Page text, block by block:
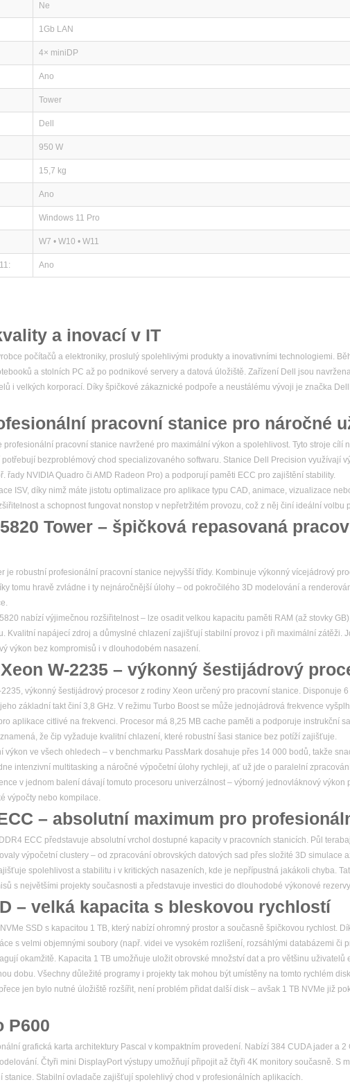
Ne
1Gb LAN
4× miniDP
Ano
Tower
Dell
950 W
15,7 kg
Ano
Windows 11 Pro
W7 • W10 • W11
Ano
a inovací v IT
počítačů a elektroniky, proslulý spolehlivými produkty a inovativními technologiemi.
a stolních PC až po podnikové servery a datová úložiště. Zařízení Dell jsou
i velkých korporací. Díky špičkové zákaznické podpoře a neustálému vývoji je značka
pracovní stanice pro náročné
profesionální pracovní stanice navržené pro maximální výkon a spolehlivost. Tyto stroje cílí
bezproblémový chod specializovaného softwaru. Stanice Dell Precision využívají
řady NVIDIA Quadro či AMD Radeon Pro) a podporují paměti ECC pro zajištění stability.
ISV, díky nimž máte jistotu optimalizace pro aplikace typu CAD, animace, vizualizace
a schopnost fungovat nonstop v nepřetržitém provozu, což z něj činí ideální volbu
Tower – špičková repasovaná
je robustní profesionální pracovní stanice nejvyšší třídy. Kombinuje výkonný vícejádrový
tomu hravě zvládne i ty nejnáročnější úlohy – od pokročilého 3D modelování a
nabízí výjimečnou rozšiřitelnost – lze osadit velkou kapacitu paměti RAM (až stovky
Kvalitní napájecí zdroj a důmyslné chlazení zajišťují stabilní provoz i při maximální zátěži.
výkon bez kompromisů i v dlouhodobém nasazení.
W-2235 – výkonný šestijádrový
výkonný šestijádrový procesor z rodiny Xeon určený pro pracovní stanice. Disponuje
základní takt činí 3,8 GHz. V režimu Turbo Boost se může jednojádrová frekvence
aplikace citlivé na frekvenci. Procesor má 8,25 MB cache paměti a podporuje instrukční
že čip vyžaduje kvalitní chlazení, které robustní šasi stanice bez potíží zajišťuje.
výkon ve všech ohledech – v benchmarku PassMark dosahuje přes 14 000 bodů, takže
intenzivní multitasking a náročné výpočetní úlohy rychleji, ať už jde o paralelní
v jednom balení dávají tomuto procesoru univerzálnost – výborný jednovláknový výkon
výpočty nebo kompilace.
– absolutní maximum pro
ECC představuje absolutní vrchol dostupné kapacity v pracovních stanicích. Půl
výpočetní clustery – od zpracování obrovských datových sad přes složité 3D simulace
spolehlivost a stabilitu i v kritických nasazeních, kde je nepřípustná jakákoli chyba.
s největšími projekty současnosti a představuje investici do dlouhodobé výkonové
– velká kapacita s bleskovou rychlostí
SSD s kapacitou 1 TB, který nabízí ohromný prostor a současně špičkovou rychlost.
s velmi objemnými soubory (např. videi ve vysokém rozlišení, rozsáhlými databázemi či
okamžitě. Kapacita 1 TB umožňuje uložit obrovské množství dat a pro většinu
dobu. Všechny důležité programy i projekty tak mohou být umístěny na tomto rychlém
jen bylo nutné úložiště rozšířit, není problém přidat další disk – avšak 1 TB NVMe již
P600
grafická karta architektury Pascal v kompaktním provedení. Nabízí 384 CUDA jader a
Čtyři mini DisplayPort výstupy umožňují připojit až čtyři 4K monitory současně. S
stanice. Stabilní ovladače zajišťují spolehlivý chod v profesionálních aplikacích.